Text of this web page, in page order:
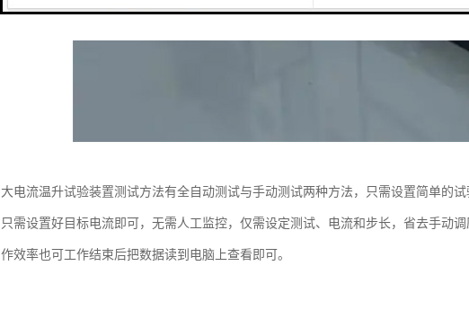
大电流温升试验装置测试方法有全自动测试与手动测试两种方法，只需设置简单的
只需设置好目标电流即可，无需人工监控，仅需设定测试、电流和步长，省去手动
作效率也可工作结束后把数据读到电脑上查看即可。